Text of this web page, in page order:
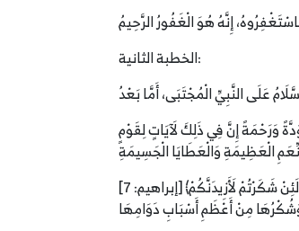
الخطبة الثانية:
وَرَحْمَةً إِنَّ فِي ذَلِكَ لَآيَاتٍ لِقَوْمٍ
وَلَوْ لَمْ يَكُنْ فِيهَا إِلَّا إِعْفَافُ النَّفْسِ عَمَّا حَرَّمَهُ اللَّهُ وَالْعِبَادَةُ لِلَّهِ بِهَذَا الْعَمَلِ الَّذِي يُحِبُّهُ، وَهَذِهِ النِّعْمَةُ تَحْتَاجُ إِلَى شُكْرٍ كَثِيرٍ، قَالَ سُبْحَانَهُ: ﴿لَئِنْ شَكَرْتُمْ لَأَزِيدَنَّكُمْ﴾ [إبراهيم: 7]